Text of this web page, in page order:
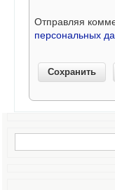
Отправляя
персональных
Форма